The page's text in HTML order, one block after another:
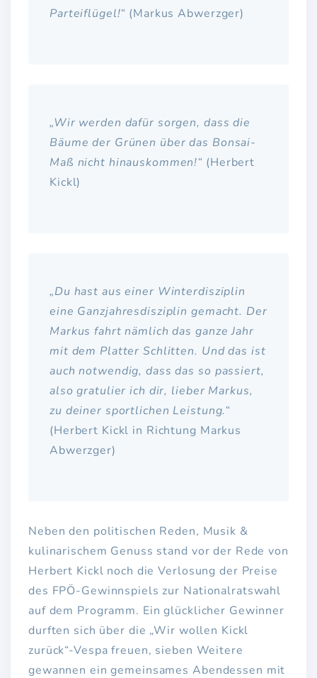
Parteiflügel!“ (Markus Abwerzger)
„Wir werden dafür sorgen, dass die
Bäume der Grünen über das Bonsai-
Maß nicht hinauskommen!“ (Herbert
Kickl)
„Du hast aus einer Winterdisziplin
eine Ganzjahresdisziplin gemacht. Der
Markus fahrt nämlich das ganze Jahr
mit dem Platter Schlitten. Und das ist
auch notwendig, dass das so passiert,
also gratulier ich dir, lieber Markus,
zu deiner sportlichen Leistung.“
(Herbert Kickl in Richtung Markus
Abwerzger)
Neben den politischen Reden, Musik &
kulinarischem Genuss stand vor der Rede von
Herbert Kickl noch die Verlosung der Preise
des FPÖ-Gewinnspiels zur Nationalratswahl
auf dem Programm. Ein glücklicher Gewinner
durften sich über die „Wir wollen Kickl
zurück“-Vespa freuen, sieben Weitere
gewannen ein gemeinsames Abendessen mit